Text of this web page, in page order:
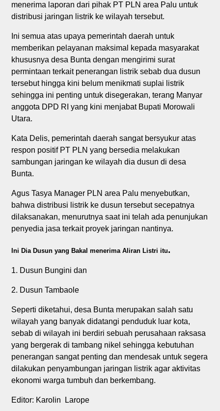
menerima laporan dari pihak PT PLN area Palu untuk
distribusi jaringan listrik ke wilayah tersebut.
Ini semua atas upaya pemerintah daerah untuk
memberikan pelayanan maksimal kepada masyarakat
khususnya desa Bunta dengan mengirimi surat
permintaan terkait penerangan listrik sebab dua dusun
tersebut hingga kini belum menikmati suplai listrik
sehingga ini penting untuk disegerakan, terang Manyar
anggota DPD RI yang kini menjabat Bupati Morowali
Utara.
Kata Delis, pemerintah daerah sangat bersyukur atas
respon positif PT PLN yang bersedia melakukan
sambungan jaringan ke wilayah dia dusun di desa
Bunta.
Agus Tasya Manager PLN area Palu menyebutkan,
bahwa distribusi listrik ke dusun tersebut secepatnya
dilaksanakan, menurutnya saat ini telah ada penunjukan
penyedia jasa terkait proyek jaringan nantinya.
Ini Dia Dusun yang Bakal menerima Aliran Listri itu.
1. Dusun Bungini dan
2. Dusun Tambaole
Seperti diketahui, desa Bunta merupakan salah satu
wilayah yang banyak didatangi penduduk luar kota,
sebab di wilayah ini berdiri sebuah perusahaan raksasa
yang bergerak di tambang nikel sehingga kebutuhan
penerangan sangat penting dan mendesak untuk segera
dilakukan penyambungan jaringan listrik agar aktivitas
ekonomi warga tumbuh dan berkembang.
Editor: Karolin Larope